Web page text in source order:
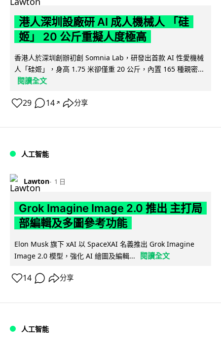
港人深圳設廠研 AI 成人機械人 「硅
姬」 20 公斤重擬人度極高
香港人於深圳創辦初創 Somnia Lab，研發出首款 AI 性愛機械
人「硅姬」，身高 1.75 米卻僅重 20 公斤，內置 165 種親密...
閱讀全文
29 14 ↗ 分享
人工智能
Lawton 1 日
Grok Imagine Image 2.0 推出 主打局
部編輯及多圖參考功能
Elon Musk 旗下 xAI 以 SpaceXAI 名義推出 Grok Imagine
Image 2.0 模型，強化 AI 繪圖及編輯...
閱讀全文
14 分享
人工智能